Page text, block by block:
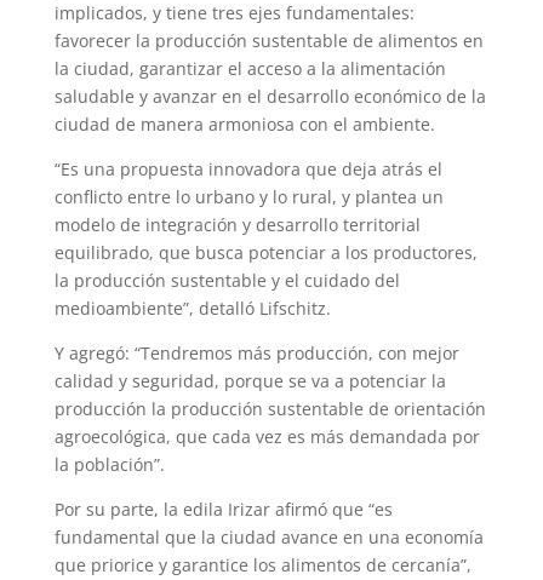
implicados, y tiene tres ejes fundamentales:
favorecer la producción sustentable de alimentos en
la ciudad, garantizar el acceso a la alimentación
saludable y avanzar en el desarrollo económico de la
ciudad de manera armoniosa con el ambiente.
“Es una propuesta innovadora que deja atrás el
conflicto entre lo urbano y lo rural, y plantea un
modelo de integración y desarrollo territorial
equilibrado, que busca potenciar a los productores,
la producción sustentable y el cuidado del
medioambiente”, detalló Lifschitz.
Y agregó: “Tendremos más producción, con mejor
calidad y seguridad, porque se va a potenciar la
producción la producción sustentable de orientación
agroecológica, que cada vez es más demandada por
la población”.
Por su parte, la edila Irizar afirmó que “es
fundamental que la ciudad avance en una economía
que priorice y garantice los alimentos de cercanía”,